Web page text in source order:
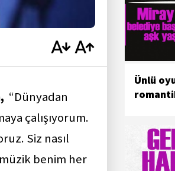
“Dünyadan
çalışıyorum.
Siz nasıl
benim her
Ünlü